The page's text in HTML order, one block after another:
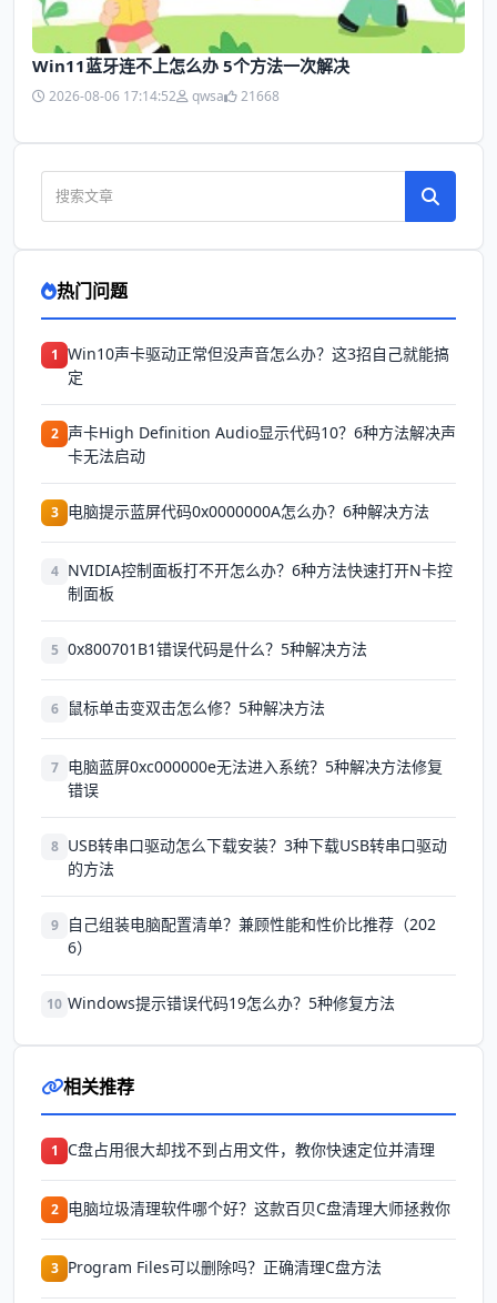
Win11蓝牙连不上怎么办 5个方法一次解决
2026-08-06 17:14:52 qwsa 21668
热门问题
1 Win10声卡驱动正常但没声音怎么办？这3招自己就能搞
定
2 声卡High Definition Audio显示代码10？6种方法解决声
卡无法启动
3 电脑提示蓝屏代码0x0000000A怎么办？6种解决方法
4 NVIDIA控制面板打不开怎么办？6种方法快速打开N卡控
制面板
5 0x800701B1错误代码是什么？5种解决方法
6 鼠标单击变双击怎么修？5种解决方法
7 电脑蓝屏0xc000000e无法进入系统？5种解决方法修复
错误
8 USB转串口驱动怎么下载安装？3种下载USB转串口驱动
的方法
9
自己组装电脑配置清单？兼顾性能和性价比推荐（202
6）
10 Windows提示错误代码19怎么办？5种修复方法
相关推荐
1 C盘占用很大却找不到占用文件，教你快速定位并清理
2 电脑垃圾清理软件哪个好？这款百贝C盘清理大师拯救你
3 Program Files可以删除吗？正确清理C盘方法